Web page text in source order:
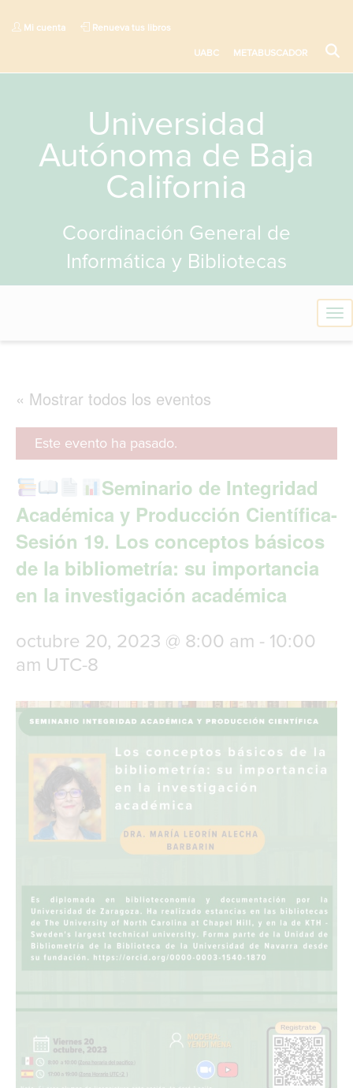
Mi cuenta Renueva tus libros
UABC METABUSCADOR
Universidad
Autónoma de Baja
California
Coordinación General de
Informática y Bibliotecas
T
o
a
i
« Mostrar todos los eventos
Este evento ha pasado.
Seminario de Integridad
Académica y Producción Científica-
Sesión 19. Los conceptos básicos
de la bibliometría: su importancia
en la investigación académica
octubre 20, 2023 @ 8:00 am - 10:00
am UTC-8